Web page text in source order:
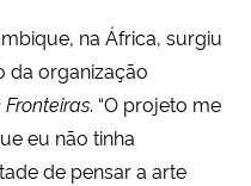
na África, surgiu
da organização
. “O projeto me
eu não tinha
de pensar a arte